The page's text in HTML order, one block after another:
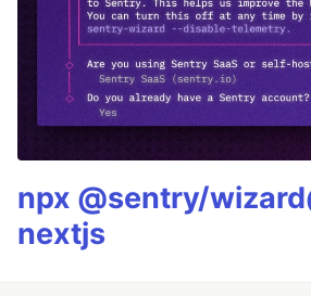
npx @sentry/
nextjs